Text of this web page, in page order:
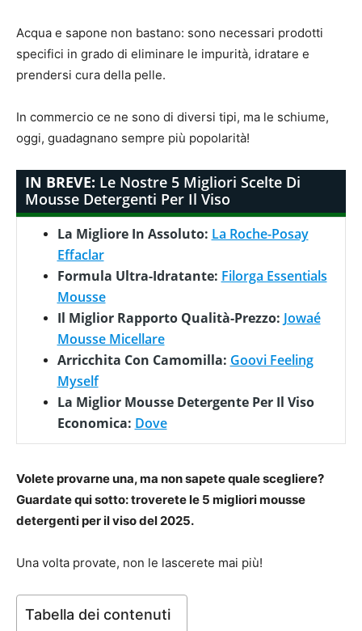
Acqua e sapone non bastano: sono necessari prodotti
specifici in grado di eliminare le impurità, idratare e
prendersi cura della pelle.
In commercio ce ne sono di diversi tipi, ma le schiume,
oggi, guadagnano sempre più popolarità!
IN BREVE: Le Nostre 5 Migliori Scelte Di
Mousse Detergenti Per Il Viso
La Migliore In Assoluto: La Roche-Posay
Effaclar
Formula Ultra-Idratante: Filorga Essentials
Mousse
Il Miglior Rapporto Qualità-Prezzo: Jowaé
Mousse Micellare
Arricchita Con Camomilla: Goovi Feeling
Myself
La Miglior Mousse Detergente Per Il Viso
Economica: Dove
Volete provarne una, ma non sapete quale scegliere?
Guardate qui sotto: troverete le 5 migliori mousse
detergenti per il viso del 2025.
Una volta provate, non le lascerete mai più!
Tabella dei contenuti